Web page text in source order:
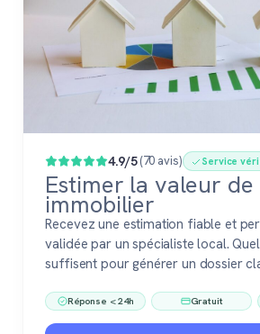
4.9/5(70 avis) Service
Estimer la valeur de
immobilier
Recevez une estimation fiable et
validée par un spécialiste local.
suffisent pour générer un dossier
immobilier. Gratuit, sans
confiance.
Réponse < 24h Gratuit